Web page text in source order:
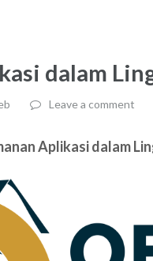
dalam
Leave a comment
Aplikasi dalam